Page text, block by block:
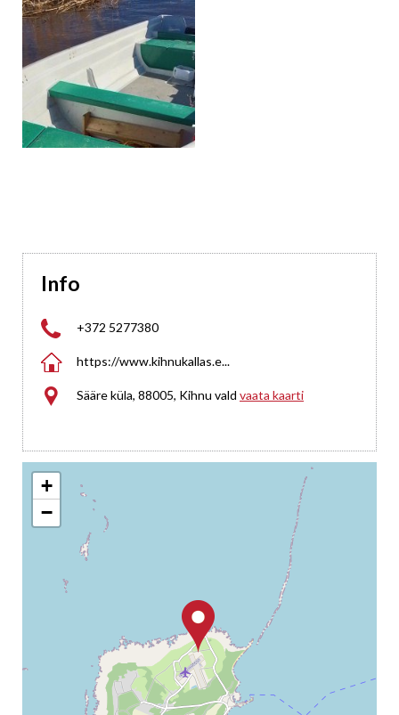
Info
 +372 5277380
 https://www.kihnukallas.e...
 Sääre küla, 88005, Kihnu vald vaata kaarti
+
−